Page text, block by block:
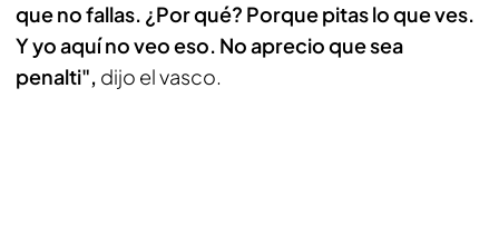
que no fallas. ¿Por qué? Porque pitas lo que ves.
Y yo aquí no veo eso. No aprecio que sea
penalti", dijo el vasco.